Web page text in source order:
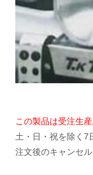
この製品は受注生産
土・日・祝を除く7
注文後のキャンセ